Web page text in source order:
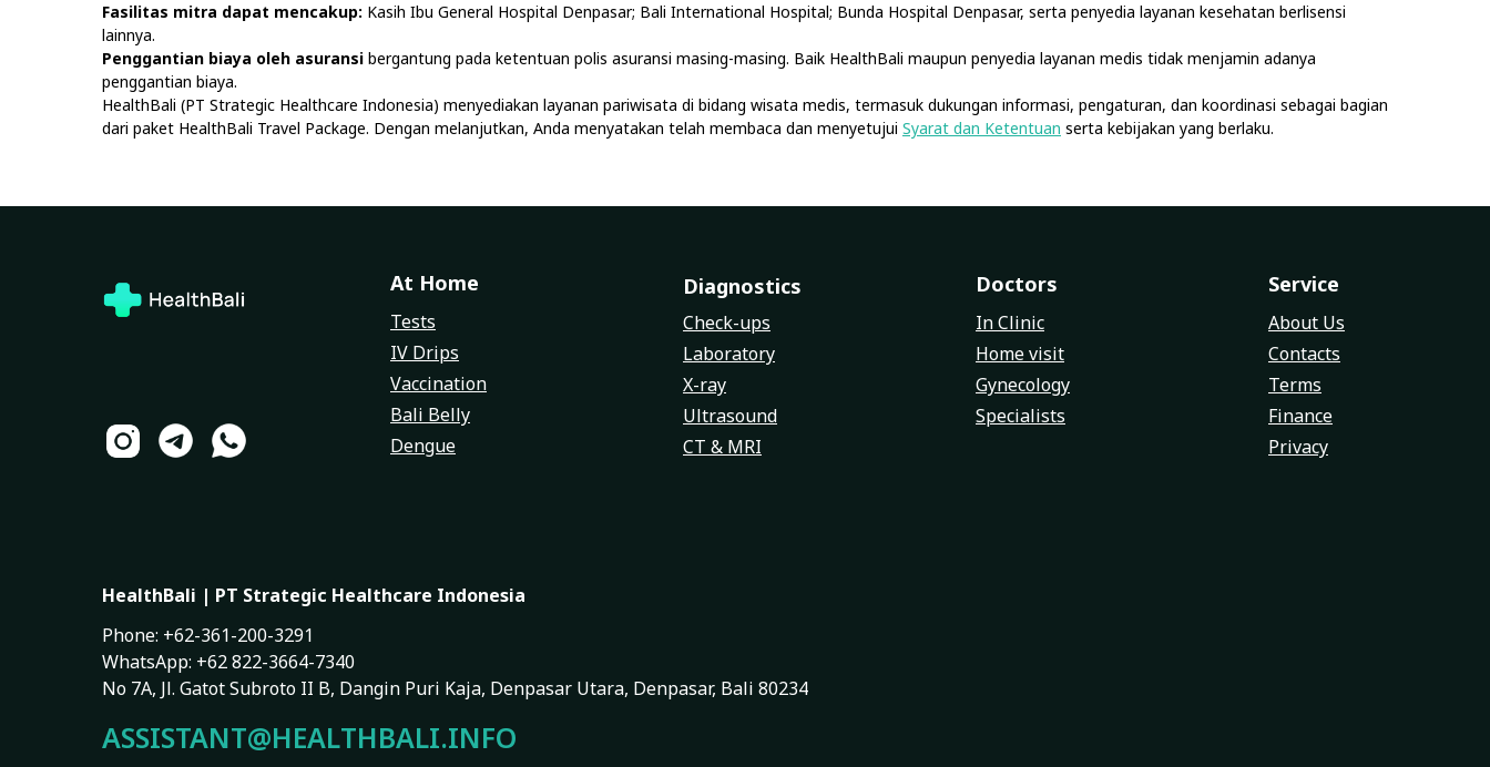
Fasilitas mitra dapat mencakup: Kasih Ibu General Hospital Denpasar; Bali International Hospital; Bunda Hospital Denpasar, serta penyedia layanan kesehatan berlisensi
lainnya.
Penggantian biaya oleh asuransi bergantung pada ketentuan polis asuransi masing-masing. Baik HealthBali maupun penyedia layanan medis tidak menjamin adanya
penggantian biaya.
HealthBali (PT Strategic Healthcare Indonesia) menyediakan layanan pariwisata di bidang wisata medis, termasuk dukungan informasi, pengaturan, dan koordinasi sebagai bagian
dari paket HealthBali Travel Package. Dengan melanjutkan, Anda menyatakan telah membaca dan menyetujui Syarat dan Ketentuan serta kebijakan yang berlaku.
Diagnostics
Check-ups
Laboratory
X-ray
Ultrasound
CT & MRI
Doctors
In Clinic
Home visit
Gynecology
Specialists
Service
About Us
Contacts
Terms
Finance
Privacy
At Home
Tests
IV Drips
Vaccination
Bali Belly
Dengue
ASSISTANT@HEALTHBALI.INFO
HealthBali | PT Strategic Healthcare Indonesia
Phone: +62-361-200-3291
WhatsApp: +62 822-3664-7340
No 7A, Jl. Gatot Subroto II B, Dangin Puri Kaja, Denpasar Utara, Denpasar, Bali 80234